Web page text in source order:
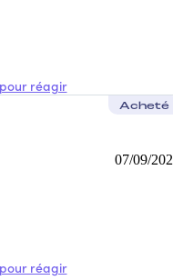
réagir
Acheté
07/09/
réagir